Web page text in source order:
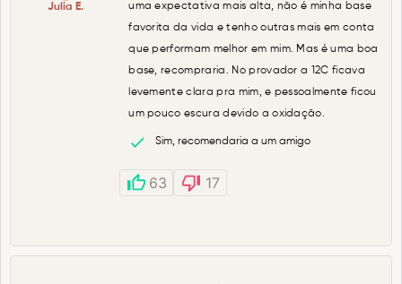
Julia E.
uma expectativa mais alta, não é minha base
favorita da vida e tenho outras mais em conta
que performam melhor em mim. Mas é uma boa
base, recompraria. No provador a 12C ficava
levemente clara pra mim, e pessoalmente ficou
um pouco escura devido a oxidação.
Sim, recomendaria a um amigo
63 17